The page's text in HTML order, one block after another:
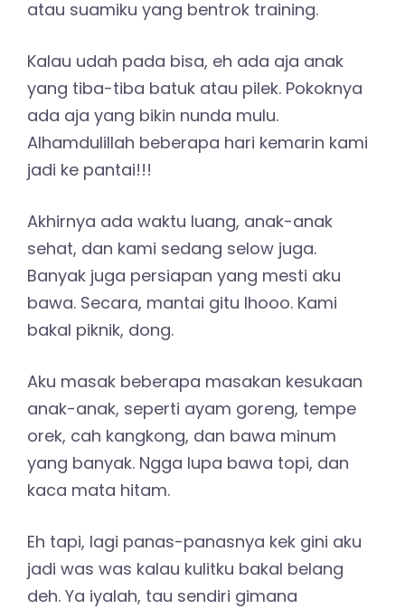
atau suamiku yang bentrok training.
Kalau udah pada bisa, eh ada aja anak
yang tiba-tiba batuk atau pilek. Pokoknya
ada aja yang bikin nunda mulu.
Alhamdulillah beberapa hari kemarin kami
jadi ke pantai!!!
Akhirnya ada waktu luang, anak-anak
sehat, dan kami sedang selow juga.
Banyak juga persiapan yang mesti aku
bawa. Secara, mantai gitu lhooo. Kami
bakal piknik, dong.
Aku masak beberapa masakan kesukaan
anak-anak, seperti ayam goreng, tempe
orek, cah kangkong, dan bawa minum
yang banyak. Ngga lupa bawa topi, dan
kaca mata hitam.
Eh tapi, lagi panas-panasnya kek gini aku
jadi was was kalau kulitku bakal belang
deh. Ya iyalah, tau sendiri gimana